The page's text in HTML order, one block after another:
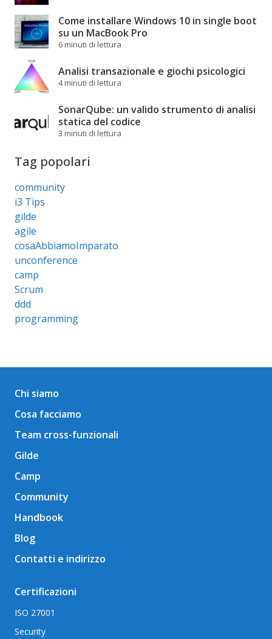
Come installare Windows 10 in single boot
su un MacBook Pro
6 minuti di lettura
Analisi transazionale e giochi psicologici
4 minuti di lettura
SonarQube: un valido strumento di analisi
statica del codice
3 minuti di lettura
Tag popolari
community
i3 Tips
gilde
agile
cosaAbbiamoImparato
unconference
camp
Scrum
ddd
programming
Chi siamo
Cosa facciamo
Team cross-funzionali
Gilde
Camp
Community
Handbook
Blog
Contatti e indirizzo
Certificazioni
ISO 27001
Security